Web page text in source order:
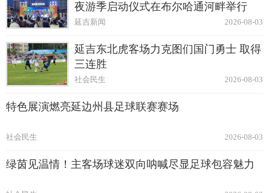
夜游季启动仪式在布尔哈通河畔举行
2026-08-03
延吉新闻
延吉东北虎客场力克图们国门勇士 取得
三连胜
2026-08-03
社会民生
特色展演燃亮延边州县足球联赛赛场
2026-08-03
社会民生
绿茵见温情！主客场球迷双向呐喊尽显足球包容魅力